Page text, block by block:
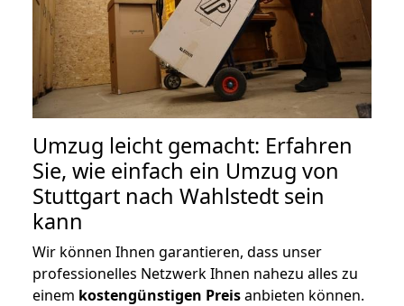
Umzug leicht gemacht: Erfahren
Sie, wie einfach ein Umzug von
Stuttgart nach Wahlstedt sein
kann
Wir können Ihnen garantieren, dass unser
professionelles Netzwerk Ihnen nahezu alles zu
einem kostengünstigen Preisanbieten können.